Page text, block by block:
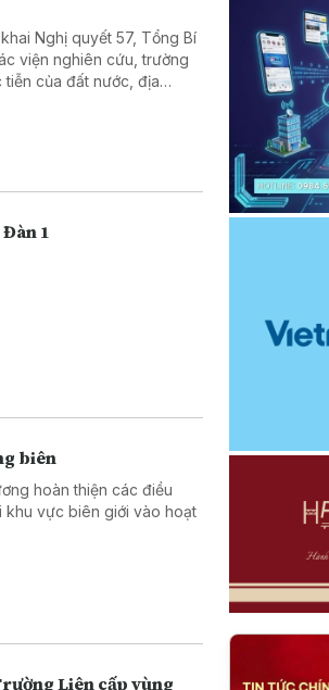
Nghị quyết 57, Tổng Bí
viện nghiên cứu, trường
của đất nước, địa
1
biên
hoàn thiện các điều
khu vực biên giới vào hoạt
Liên cấp vùng